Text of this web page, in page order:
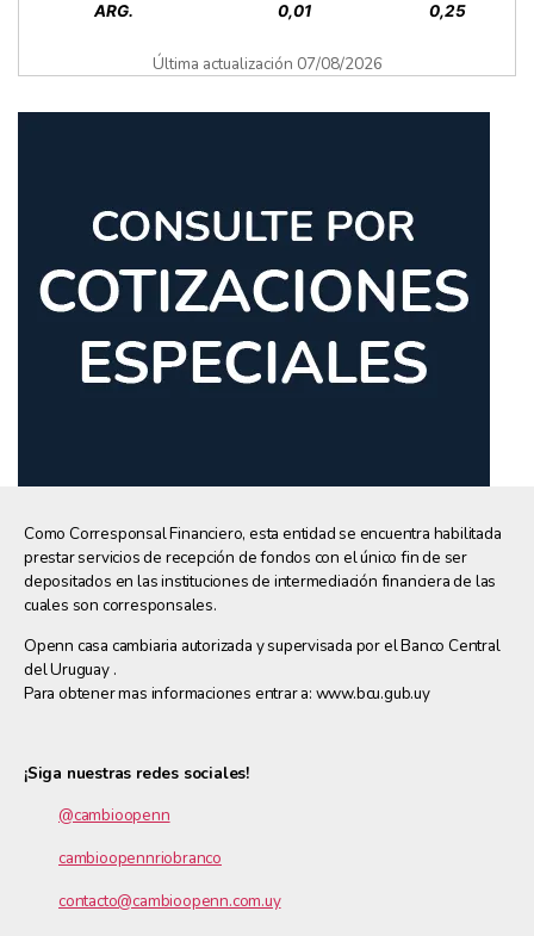
ARG. 0,01 0,25
Última actualización 07/08/2026
Como Corresponsal Financiero, esta entidad se encuentra habilitada
prestar servicios de recepción de fondos con el único fin de ser
depositados en las instituciones de intermediación financiera de las
cuales son corresponsales.
Openn casa cambiaria autorizada y supervisada por el Banco Central
del Uruguay .
Para obtener mas informaciones entrar a: www.bcu.gub.uy
¡Siga nuestras redes sociales!
@cambioopenn
cambioopennriobranco
contacto@cambioopenn.com.uy